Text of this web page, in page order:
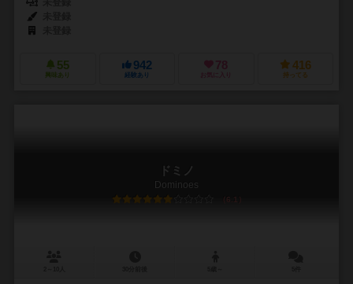
55
興味あり
942
経験あり
78
お気に入り
416
持ってる
ドミノ
Dominoes
6.1